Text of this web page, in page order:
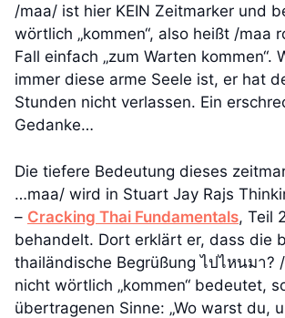
/maa/ ist hier KEIN Zeitmarker und
wörtlich „kommen“, also heißt /maa
Fall einfach „zum Warten kommen“.
immer diese arme Seele ist, er hat
Stunden nicht verlassen. Ein
Gedanke…
Die tiefere Bedeutung dieses
…maa/ wird in Stuart Jay Rajs
– Cracking Thai Fundamentals, Teil
behandelt. Dort erklärt er, dass die
thailändische Begrüßung ไปไหนมา?
nicht wörtlich „kommen“ bedeutet,
übertragenen Sinne: „Wo warst du,